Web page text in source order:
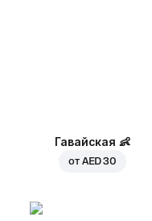
Гавайская 👶
от AED 30